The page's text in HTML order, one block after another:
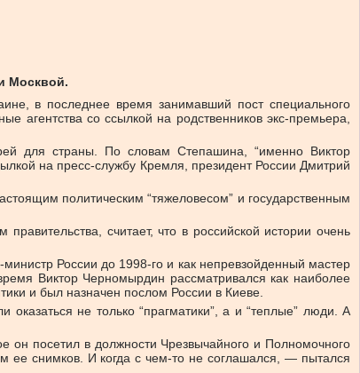
Москвой.
в последнее время занимавший пост специального
агентства со ссылкой на родственников экс-премьера,
для страны. По словам Степашина, “именно Виктор
на пресс-службу Кремля, президент России Дмитрий
политическим “тяжеловесом” и государственным
считает, что в российской истории очень
России до 1998-го и как непревзойденный мастер
Виктор Черномырдин рассматривался как наиболее
и был назначен послом России в Киеве.
не только “прагматики”, а и “теплые” люди. А
посетил в должности Чрезвычайного и Полномочного
ее снимков. И когда с чем-то не соглашался, — пытался